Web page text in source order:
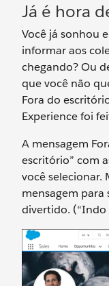
Já é hora
Você já sonhou
informar aos
chegando? Ou
que você não
Fora do
Experience foi
A mensagem
escritório” com
você selecionar.
mensagem para
divertido. (“Indo